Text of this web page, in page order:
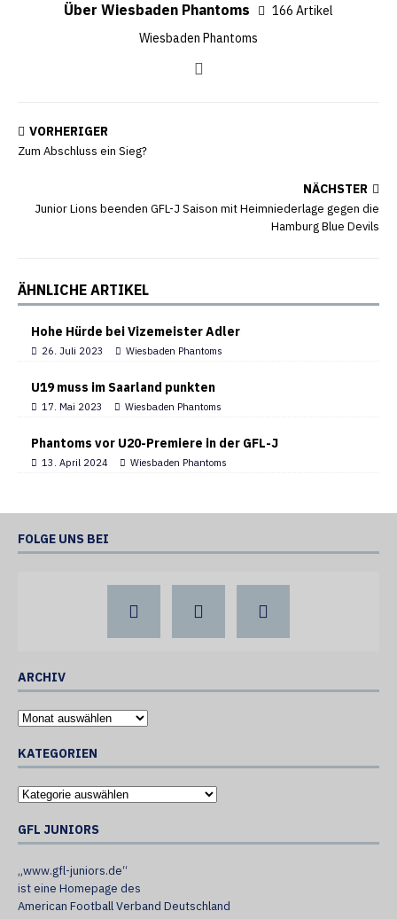
Über Wiesbaden Phantoms
166 Artikel
Wiesbaden Phantoms
VORHERIGER
Zum Abschluss ein Sieg?
NÄCHSTER
Junior Lions beenden GFL-J Saison mit Heimniederlage gegen die
Hamburg Blue Devils
ÄHNLICHE ARTIKEL
Hohe Hürde bei Vizemeister Adler
26. Juli 2023 Wiesbaden Phantoms
U19 muss im Saarland punkten
17. Mai 2023 Wiesbaden Phantoms
Phantoms vor U20-Premiere in der GFL-J
13. April 2024 Wiesbaden Phantoms
FOLGE UNS BEI
ARCHIV
KATEGORIEN
GFL JUNIORS
„www.gfl-juniors.de“
ist eine Homepage des
American Football Verband Deutschland